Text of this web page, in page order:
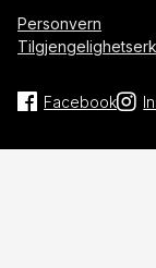
Personvern
Facebook